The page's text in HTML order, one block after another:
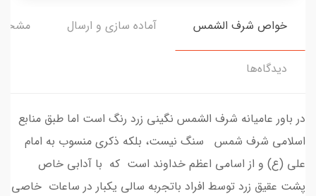
خواص شرف الشمس آماده سازی و ارسال
دیدگاه‌ها
در باور عامیانه شرف الشمس نگینی زرد رنگ است اما طبق منابع
اسلامی شرف شمس سنگ نیست، بلکه ذکری منسوب به امام
علی (ع) و از اسامی اعظم خداوند است که با آدابی خاص
پشت عقیق زرد توسط افراد باتجربه سالی یکبار در ساعات خاصی